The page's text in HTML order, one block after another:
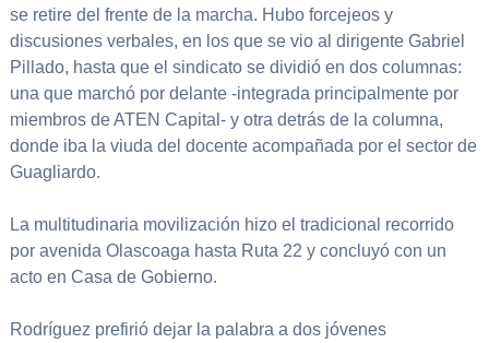
se retire del frente de la marcha. Hubo forcejeos y
discusiones verbales, en los que se vio al dirigente Gabriel
Pillado, hasta que el sindicato se dividió en dos columnas:
una que marchó por delante -integrada principalmente por
miembros de ATEN Capital- y otra detrás de la columna,
donde iba la viuda del docente acompañada por el sector de
Guagliardo.
La multitudinaria movilización hizo el tradicional recorrido
por avenida Olascoaga hasta Ruta 22 y concluyó con un
acto en Casa de Gobierno.
Rodríguez prefirió dejar la palabra a dos jóvenes